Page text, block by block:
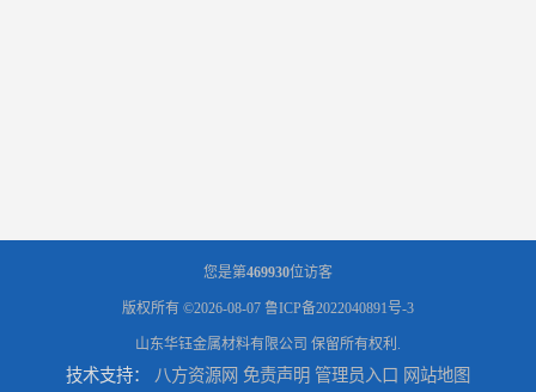
您是第469930位访客
版权所有 ©2026-08-07 鲁ICP备2022040891号-3
山东华钰金属材料有限公司 保留所有权利.
技术支持： 八方资源网 免责声明 管理员入口 网站地图